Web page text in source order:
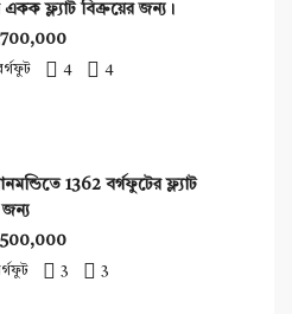
একক ফ্ল্যাট বিক্রয়ের জন্য।
4 4
1362 বর্গফুটের ফ্ল্যাট
জন্য
3 3